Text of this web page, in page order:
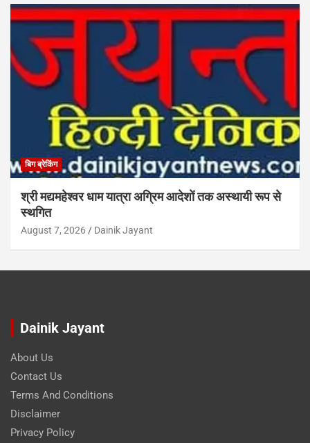
बिग ब्रेकिंग
श्री मद्यमहेश्वर धाम यात्रा अग्रिम आदेशों तक अस्थायी रूप से
स्थगित
August 7, 2026 Dainik Jayant
Dainik Jayant
About Us
Contact Us
Terms And Conditions
Disclaimer
Privacy Policy